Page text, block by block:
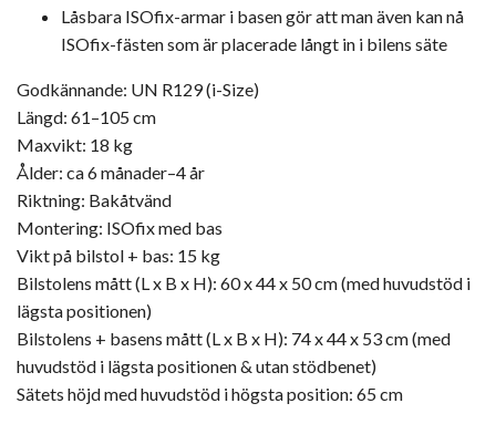
Låsbara ISOfix-armar i basen gör att man även kan nå
ISOfix-fästen som är placerade långt in i bilens säte
Godkännande: UN R129 (i-Size)
Längd: 61–105 cm
Maxvikt: 18 kg
Ålder: ca 6 månader–4 år
Riktning: Bakåtvänd
Montering: ISOfix med bas
Vikt på bilstol + bas: 15 kg
Bilstolens mått (L x B x H): 60 x 44 x 50 cm (med huvudstöd i
lägsta positionen)
Bilstolens + basens mått (L x B x H): 74 x 44 x 53 cm (med
huvudstöd i lägsta positionen & utan stödbenet)
Sätets höjd med huvudstöd i högsta position: 65 cm